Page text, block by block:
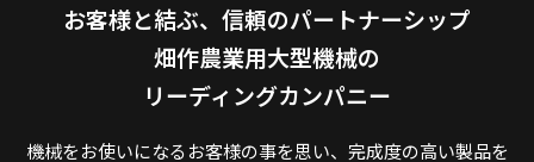
カタログ
お客様と結ぶ、信頼のパートナーシップ
畑作農業用大型機械の
リーディングカンパニー
機械をお使いになるお客様の事を思い、完成度の高い製品を